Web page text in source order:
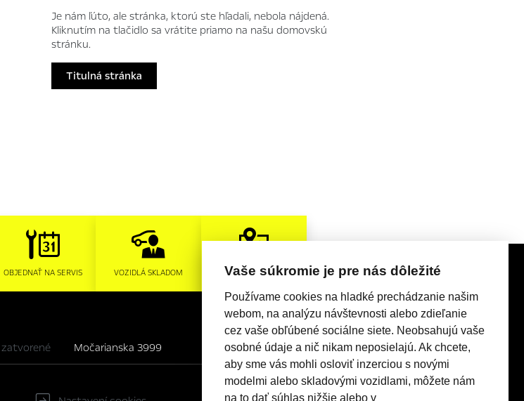
Je nám ľúto, ale stránka, ktorú ste hľadali, nebola nájdená.
Kliknutím na tlačidlo sa vrátite priamo na našu domovskú
stránku.
Titulná stránka
OBJEDNAŤ NA SERVIS VOZIDLÁ SKLADOM KONTAKTY
zatvorené Močarianska 3999
Realizácia 2025Comin.cz, s.r.o.&
Vaše súkromie je pre nás dôležité
Používame cookies na hladké prechádzanie našim
webom, na analýzu návštevnosti alebo zdieľanie
cez vaše obľúbené sociálne siete. Neobsahujú vaše
osobné údaje a nič nikam neposielajú. Ak chcete,
aby sme vás mohli osloviť inzerciou s novými
modelmi alebo skladovými vozidlami, môžete nám
na to dať súhlas nižšie alebo v